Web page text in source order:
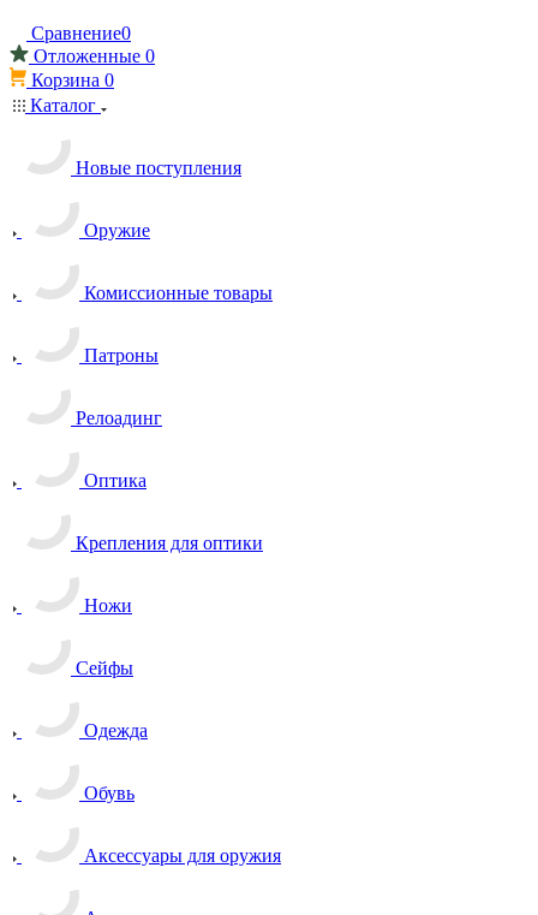
Сравнение0
Отложенные 0
Корзина 0
Каталог
Новые поступления
Оружие
Комиссионные товары
Патроны
Релоадинг
Оптика
Крепления для оптики
Ножи
Сейфы
Одежда
Обувь
Аксессуары для оружия